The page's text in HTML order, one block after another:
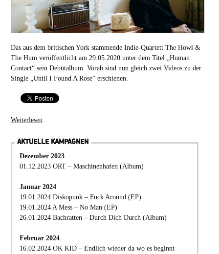
Das aus dem britischen York stammende Indie-Quartett The Howl &
The Hum veröffentlicht am 29.05.2020 unter dem Titel „Human
Contact“ sein Debütalbum. Vorab sind nun gleich zwei Videos zu der
Single „Until I Found A Rose“ erschienen.
Weiterlesen
AKTUELLE KAMPAGNEN
Dezember 2023
01.12.2023 ORT – Maschinenhafen (Album)
Januar 2024
19.01.2024 Diskopunk – Fuck Around (EP)
19.01.2024 A Mess – No Man (EP)
26.01.2024 Bachratten – Durch Dich Durch (Album)
Februar 2024
16.02.2024 OK KID – Endlich wieder da wo es beginnt